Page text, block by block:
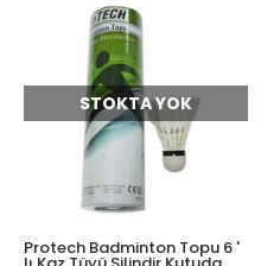
STOKTA YOK
Protech Badminton Topu 6 '